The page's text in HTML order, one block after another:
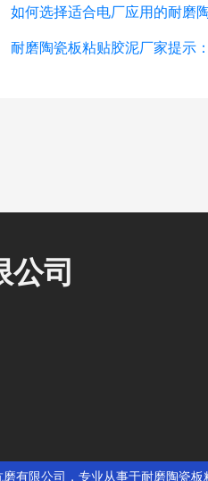
如何选择适合电厂应用的耐磨
耐磨陶瓷板粘贴胶泥厂家提示
公司
有限公司，专业从事于耐磨陶瓷板